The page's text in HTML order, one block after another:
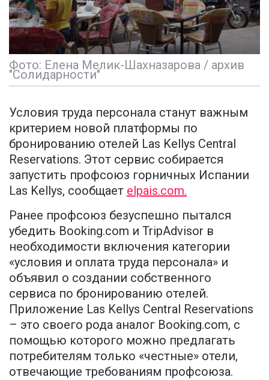
Фото: Елена Мелик-Шахназарова / архив
"Солидарности"
Условия труда персонала станут важным
критерием новой платформы по
бронированию отелей Las Kellys Central
Reservations. Этот сервис собирается
запустить профсоюз горничных Испании
Las Kellys, сообщает elpais.com.
Ранее профсоюз безуспешно пытался
убедить Booking.com и TripAdvisor в
необходимости включения категории
«условия и оплата труда персонала» и
объявил о создании собственного
сервиса по бронированию отелей.
Приложение Las Kellys Central Reservations
– это своего рода аналог Booking.com, с
помощью которого можно предлагать
потребителям только «честные» отели,
отвечающие требованиям профсоюза.